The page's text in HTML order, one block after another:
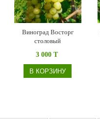
Виноград Восторг
столовый
3 000 T
В КОРЗИНУ